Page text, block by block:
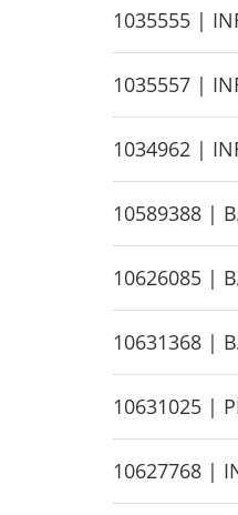
H
i
d
e
1035555 |
H
i
d
e
1035557 |
H
i
d
e
1034962 |
H
i
d
e
10589388 |
H
i
d
e
10626085 |
H
i
d
e
10631368 |
H
i
d
e
10631025 |
H
i
10627768 |